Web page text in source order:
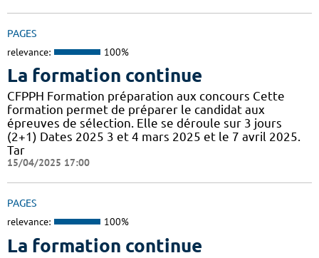
PAGES
relevance: 100%
La formation continue
CFPPH Formation préparation aux concours Cette
formation permet de préparer le candidat aux
épreuves de sélection. Elle se déroule sur 3 jours
(2+1) Dates 2025 3 et 4 mars 2025 et le 7 avril 2025.
Tar
15/04/2025 17:00
PAGES
relevance: 100%
La formation continue